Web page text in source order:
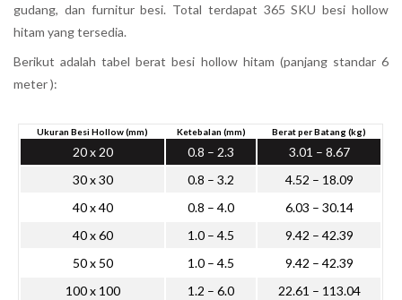
gudang, dan furnitur besi. Total terdapat 365 SKU besi hollow
hitam yang tersedia.
Berikut adalah tabel berat besi hollow hitam (panjang standar 6
meter ):
Ukuran Besi Hollow (mm) Ketebalan (mm) Berat per Batang (kg)
20 x 20 0.8 – 2.3
3.01 – 8.67
30 x 30
0.8 – 3.2
4.52 – 18.09
40 x 40
0.8 – 4.0
6.03 – 30.14
40 x 60
1.0 – 4.5
9.42 – 42.39
50 x 50
1.0 – 4.5
9.42 – 42.39
100 x 100
1.2 – 6.0 22.61 – 113.04